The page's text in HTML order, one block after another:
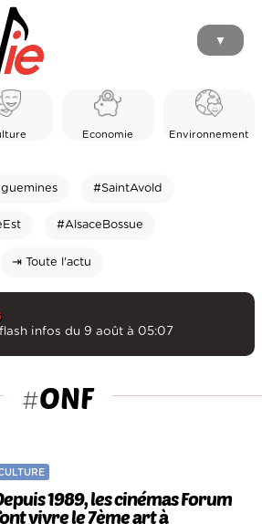
▼
Economie Environnement
#SaintAvold
#AlsaceBossue
⇥ Toute l'actu
infos du 9 août à 05:07
#ONF
1989, les cinémas Forum
vivre le 7ème art à